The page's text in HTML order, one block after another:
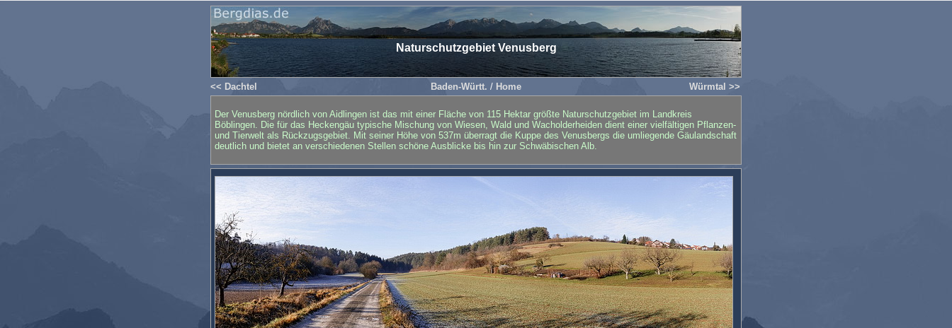
Naturschutzgebiet Venusberg
<< Dachtel Baden-Württ. / Home Würmtal >>
Der Venusberg nördlich von Aidlingen ist das mit einer Fläche von 115 Hektar größte Naturschutzgebiet im Landkreis
Böblingen. Die für das Heckengäu typische Mischung von Wiesen, Wald und Wacholderheiden dient einer vielfältigen Pflanzen-
und Tierwelt als Rückzugsgebiet. Mit seiner Höhe von 537m überragt die Kuppe des Venusbergs die umliegende Gäulandschaft
deutlich und bietet an verschiedenen Stellen schöne Ausblicke bis hin zur Schwäbischen Alb.